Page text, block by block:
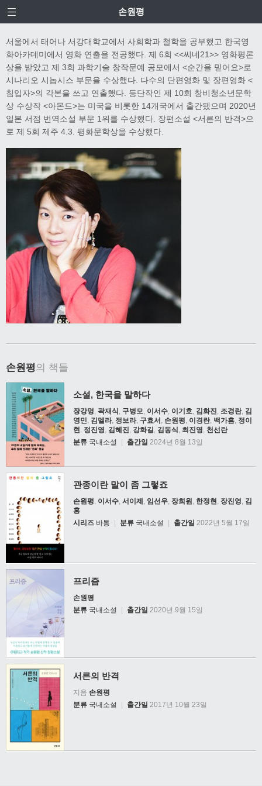
손원평
서울에서 태어나 서강대학교에서 사회학과 철학을 공부했고 한국영
화아카데미에서 영화 연출을 전공했다. 제 6회 <<씨네21>> 영화평론
상을 받았고 제 3회 과학기술 창작문예 공모에서 <순간을 믿어요>로
시나리오 시놉시스 부문을 수상했다. 다수의 단편영화 및 장편영화 <
침입자>의 각본을 쓰고 연출했다. 등단작인 제 10회 창비청소년문학
상 수상작 <아몬드>는 미국을 비롯한 14개국에서 출간됐으며 2020년
일본 서점 번역소설 부문 1위를 수상했다. 장편소설 <서른의 반격>으
로 제 5회 제주 4.3. 평화문학상을 수상했다.
손원평의 책들
소설, 한국을 말하다
장강명, 곽재식 , 구병모, 이서수, 이기호, 김화진, 조경란, 김
영민, 김멜라, 정보라, 구효서 , 손원평, 이경란, 백가흠, 정이
현, 정진영, 김혜진, 강화길, 김동식 , 최진영, 천선란
분류 국내소설 출간일 2024년 8월 13일
관종이란 말이 좀 그렇죠
손원평, 이서수, 서이제 , 임선우, 장희원, 한정현, 장진영, 김
홍
시리즈 바통 분류 국내소설 출간일 2022년 5월 17일
프리즘
손원평
분류 국내소설 출간일 2020년 9월 15일
서른의 반격
지음 손원평
분류 국내소설 | 출간일 2017년 10월 23일